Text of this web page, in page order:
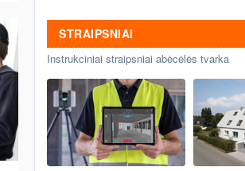
architektūriniai ir kraštovaizdžio
projektai
STRAIPSNIAI
Instrukciniai straipsniai abėcėlės tvarka